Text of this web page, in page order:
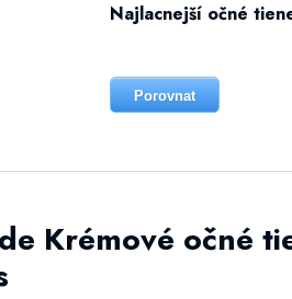
Najlacnejší očné
Porovnat
Krémové očné